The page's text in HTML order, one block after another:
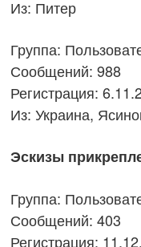
Из: Питер
Группа:
Сообщений: 988
Регистрация:
Из: Украина,
Эскизы
Группа:
Сообщений: 403
Регистрация: